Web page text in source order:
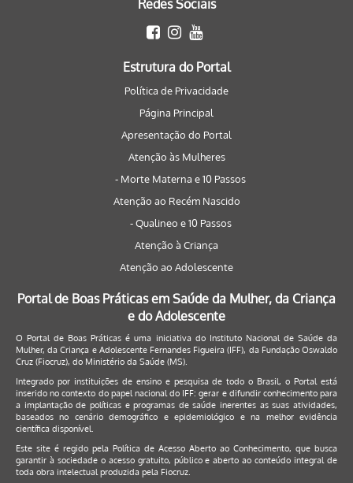
Redes Sociais
Estrutura do Portal
Política de Privacidade
Página Principal
Apresentação do Portal
Atenção às Mulheres
- Morte Materna e 10 Passos
Atenção ao Recém Nascido
- Qualineo e 10 Passos
Atenção à Criança
Atenção ao Adolescente
Portal de Boas Práticas em Saúde da Mulher, da Criança
e do Adolescente
O Portal de Boas Práticas é uma iniciativa do Instituto Nacional de Saúde da
Mulher, da Criança e Adolescente Fernandes Figueira (IFF), da Fundação Oswaldo
Cruz (Fiocruz), do Ministério da Saúde (MS).
Integrado por instituições de ensino e pesquisa de todo o Brasil, o Portal está
inserido no contexto do papel nacional do IFF: gerar e difundir conhecimento para
a implantação de políticas e programas de saúde inerentes as suas atividades,
baseados no cenário demográfico e epidemiológico e na melhor evidência
científica disponível.
Este site é regido pela Política de Acesso Aberto ao Conhecimento, que busca
garantir à sociedade o acesso gratuito, público e aberto ao conteúdo integral de
toda obra intelectual produzida pela Fiocruz.